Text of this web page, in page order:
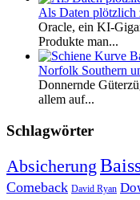
Als Daten plötzlich
Oracle, ein KI-
Produkte man...
Norfolk Southern
Donnernde
allem auf...
Schlagwörter
Absicherung
Comeback David Ryan